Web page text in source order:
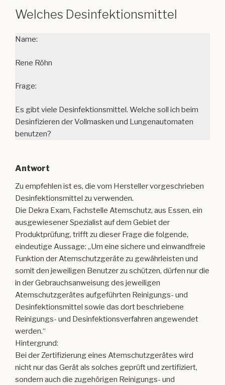
Welches Desinfektionsmittel
Name:
Rene Röhn
Frage:
Es gibt viele Desinfektionsmittel. Welche soll ich beim
Desinfizieren der Vollmasken und Lungenautomaten
benutzen?
Antwort
Zu empfehlen ist es, die vom Hersteller vorgeschrieben
Desinfektionsmittel zu verwenden.
Die Dekra Exam, Fachstelle Atemschutz, aus Essen, ein
ausgewiesener Spezialist auf dem Gebiet der
Produktprüfung, trifft zu dieser Frage die folgende,
eindeutige Aussage: „Um eine sichere und einwandfreie
Funktion der Atemschutzgeräte zu gewährleisten und
somit den jeweiligen Benutzer zu schützen, dürfen nur die
in der Gebrauchsanweisung des jeweiligen
Atemschutzgerätes aufgeführten Reinigungs- und
Desinfektionsmittel sowie das dort beschriebene
Reinigungs- und Desinfektionsverfahren angewendet
werden.“
Hintergrund:
Bei der Zertifizierung eines Atemschutzgerätes wird
nicht nur das Gerät als solches geprüft und zertifiziert,
sondern auch die zugehörigen Reinigungs- und